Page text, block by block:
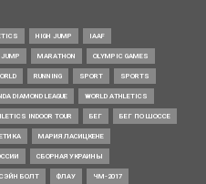
HIGH JUMP IAAF
JUMP MARATHON OLYMPIC GAMES
RUNNING SPORT SPORTS
DIAMOND LEAGUE WORLD ATHLETICS
INDOOR TOUR БЕГ БЕГ ПО ШОССЕ
МАРИЯ ЛАСИЦКЕНЕ
СБОРНАЯ УКРАИНЫ
БОЛТ ФЛАУ ЧМ-2017